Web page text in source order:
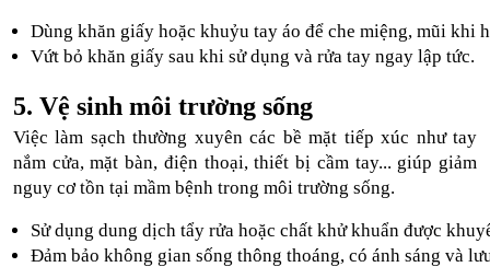
Dùng khăn giấy hoặc khuỷu tay áo để che miệng, mũi khi
Vứt bỏ khăn giấy sau khi sử dụng và rửa tay ngay lập tức.
5. Vệ sinh môi trường sống
Việc làm sạch thường xuyên các bề mặt tiếp xúc như tay
nắm cửa, mặt bàn, điện thoại, thiết bị cầm tay... giúp giảm
nguy cơ tồn tại mầm bệnh trong môi trường sống.
Sử dụng dung dịch tẩy rửa hoặc chất khử khuẩn được
Đảm bảo không gian sống thông thoáng, có ánh sáng và